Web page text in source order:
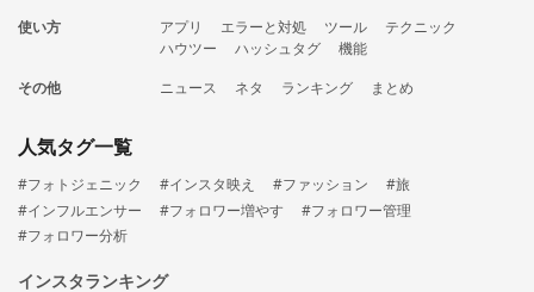
使い方
アプリ エラーと対処 ツール
テクニック
ハウツー
ハッシュタグ
機能
その他
ニュース ネタ ランキング まとめ
人気タグ一覧
#フォトジェニック #インスタ映え #ファッション
#旅
#インフルエンサー
#フォロワー増やす
#フォロワー管理
#フォロワー分析
インスタランキング